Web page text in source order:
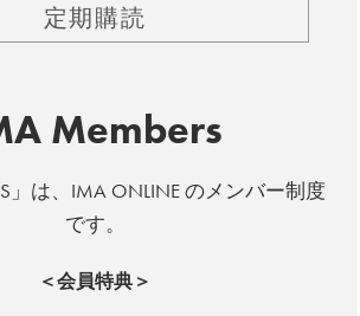
定期購読
Members
」は、IMA ONLINE のメンバー制度
です。
＜会員特典＞